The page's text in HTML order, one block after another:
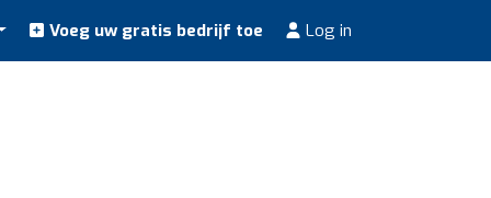
Voeg uw gratis bedrijf toe Log in